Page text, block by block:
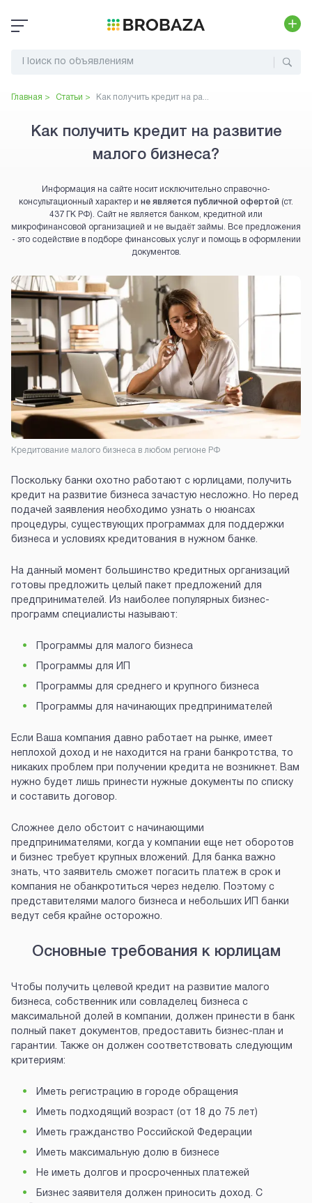
Главная > Статьи > Как получить кредит на ра...
Как получить кредит на развитие
малого бизнеса?
Информация на сайте носит исключительно справочно-
консультационный характер и не является публичной офертой (ст.
437 ГК РФ). Сайт не является банком, кредитной или
микрофинансовой организацией и не выдаёт займы. Все предложения
- это содействие в подборе финансовых услуг и помощь в оформлении
документов.
Кредитование малого бизнеса в любом регионе РФ
Поскольку банки охотно работают с юрлицами, получить
кредит на развитие бизнеса зачастую несложно. Но перед
подачей заявления необходимо узнать о нюансах
процедуры, существующих программах для поддержки
бизнеса и условиях кредитования в нужном банке.
На данный момент большинство кредитных организаций
готовы предложить целый пакет предложений для
предпринимателей. Из наиболее популярных бизнес-
программ специалисты называют:
Программы для малого бизнеса
Программы для ИП
Программы для среднего и крупного бизнеса
Программы для начинающих предпринимателей
Если Ваша компания давно работает на рынке, имеет
неплохой доход и не находится на грани банкротства, то
никаких проблем при получении кредита не возникнет. Вам
нужно будет лишь принести нужные документы по списку
и составить договор.
Сложнее дело обстоит с начинающими
предпринимателями, когда у компании еще нет оборотов
и бизнес требует крупных вложений. Для банка важно
знать, что заявитель сможет погасить платеж в срок и
компания не обанкротиться через неделю. Поэтому с
представителями малого бизнеса и небольших ИП банки
ведут себя крайне осторожно.
Основные требования к юрлицам
Чтобы получить целевой кредит на развитие малого
бизнеса, собственник или совладелец бизнеса с
максимальной долей в компании, должен принести в банк
полный пакет документов, предоставить бизнес-план и
гарантии. Также он должен соответствовать следующим
критериям:
Иметь регистрацию в городе обращения
Иметь подходящий возраст (от 18 до 75 лет)
Иметь гражданство Российской Федерации
Иметь максимальную долю в бизнесе
Не иметь долгов и просроченных платежей
Бизнес заявителя должен приносить доход. С